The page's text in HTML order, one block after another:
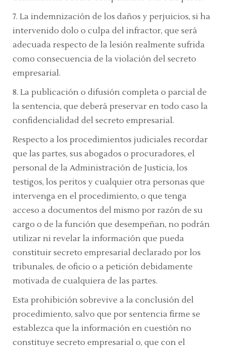
7. La indemnización de los daños y perjuicios, si ha
intervenido dolo o culpa del infractor, que será
adecuada respecto de la lesión realmente sufrida
como consecuencia de la violación del secreto
empresarial.
8. La publicación o difusión completa o parcial de
la sentencia, que deberá preservar en todo caso la
confidencialidad del secreto empresarial.
Respecto a los procedimientos judiciales recordar
que las partes, sus abogados o procuradores, el
personal de la Administración de Justicia, los
testigos, los peritos y cualquier otra personas que
intervenga en el procedimiento, o que tenga
acceso a documentos del mismo por razón de su
cargo o de la función que desempeñan, no podrán
utilizar ni revelar la información que pueda
constituir secreto empresarial declarado por los
tribunales, de oficio o a petición debidamente
motivada de cualquiera de las partes.
Esta prohibición sobrevive a la conclusión del
procedimiento, salvo que por sentencia firme se
establezca que la información en cuestión no
constituye secreto empresarial o, que con el